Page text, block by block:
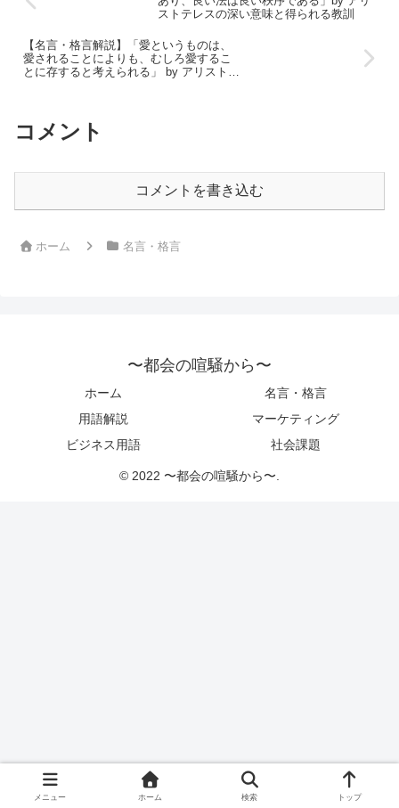
ストテレスの深い意味と得られる教訓
【名言・格言解説】「愛というものは、
愛されることによりも、むしろ愛するこ
とに存すると考えられる」 by アリストテ
コメント
コメントを書き込む
ホーム 名言・格言
〜都会の喧騒から〜
ホーム
名言・格言
用語解説
マーケティング
ビジネス用語
社会課題
© 2022 〜都会の喧騒から〜.
メニュー ホーム 検索 トップ